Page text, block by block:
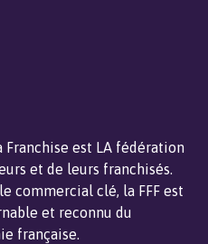
Franchise est LA fédération
et de leurs franchisés.
commercial clé, la FFF est
et reconnu du
française.